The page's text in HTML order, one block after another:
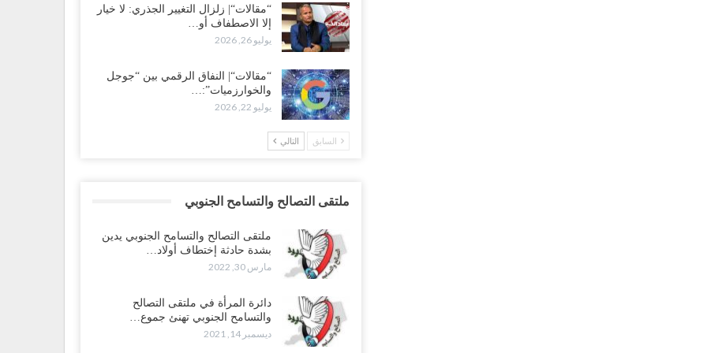
“مقالات“| زلزال التغيير الجذري: لا خيار
إلا الاصطفاف أو…
يوليو 26, 2026
“مقالات“| النفاق الرقمي بين “جوجل
والخوارزميات”:…
يوليو 22, 2026
السابق التالي
ملتقى التصالح والتسامح الجنوبي
ملتقى التصالح والتسامح الجنوبي يدين
بشدة حادثة إختطاف أولاد…
مارس 30, 2022
دائرة المرأة في ملتقى التصالح
والتسامح الجنوبي تهنئ جموع…
ديسمبر 14, 2021